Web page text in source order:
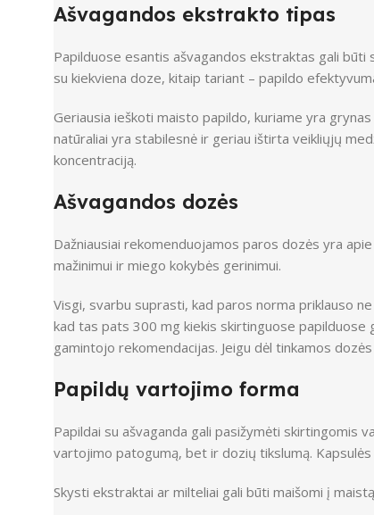
Ašvagandos ekstrakto tipas
Papilduose esantis ašvagandos ekstraktas gali
su kiekviena doze, kitaip tariant – papildo
Geriausia ieškoti maisto papildo, kuriame yra
natūraliai yra stabilesnė ir geriau ištirta veikliųjų
koncentraciją.
Ašvagandos dozės
Dažniausiai rekomenduojamos paros dozės yra
mažinimui ir miego kokybės gerinimui.
Visgi, svarbu suprasti, kad paros norma priklauso
kad tas pats 300 mg kiekis skirtinguose
gamintojo rekomendacijas. Jeigu dėl tinkamos
Papildų vartojimo forma
Papildai su ašvaganda gali pasižymėti skirtingomis
vartojimo patogumą, bet ir dozių tikslumą.
Skysti ekstraktai ar milteliai gali būti maišomi į